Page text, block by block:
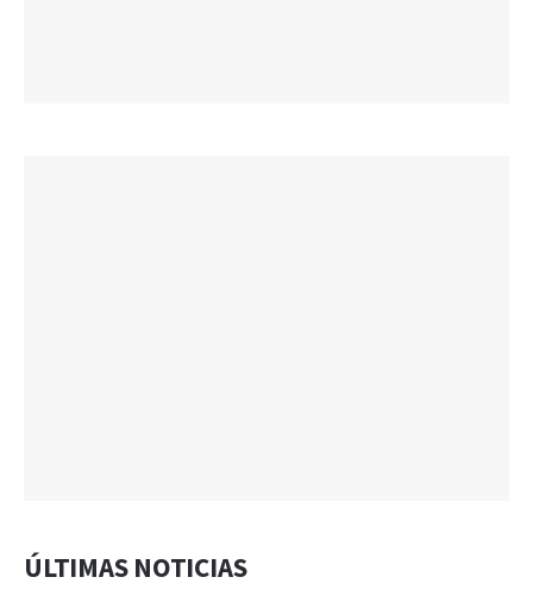
ÚLTIMAS NOTICIAS